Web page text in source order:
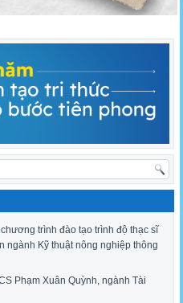
trình đào tạo trình độ thạc sĩ
ngành Kỹ thuật nông nghiệp thông
Phạm Xuân Quỳnh, ngành Tài